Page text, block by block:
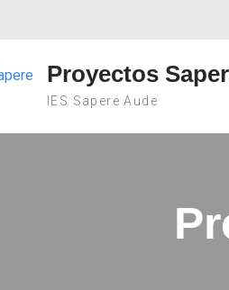
Proyectos
IES Sapere Aude